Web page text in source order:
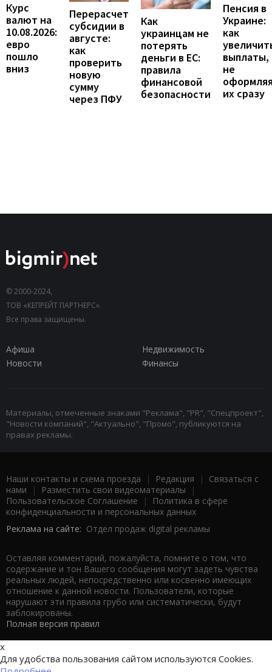
Курс
валют на
10.08.2026:
евро
пошло
вниз
Перерасчет
субсидии в
августе:
как
проверить
новую
сумму
через ПФУ
Как
украинцам не
потерять
деньги в ЕС:
правила
финансовой
безопасности
Пенсия в
Украине:
как
выплаты,
не
их сразу
© 2000-2024,
ТОВ «КЕПРЕЙТ ПАРТНЕРС».
Все права защищены.
Афиша
Недвижимость
Новости
Финансы
Материалы, отмеченные знаками "Реклама", "PR", "Спецпроект",
"Новости компаний", "Актуально", "Промо", публикуются на
правах рекламы.
Наши контакты и схема проезда | Редакция | Связаться с
нами | Разместить свои видеоматериалы |
Пользовательское Соглашение |
Политика в сфере
конфиденциальности и персональных данных
Реклама на сайте: Отдел продаж digital рекламы
Оставляя комментарий, пожалуйста, помните о том, что
содержание и тон Вашего сообщения могут задеть чувства
реальных людей, непосредственно или косвенно имеющих
отношение к данной новости. Пользователи, которые
нарушают эти правила грубо или систематически, будут
заблокированы.
Полная версия правил
x
Для удобства пользования сайтом используются Cookies.